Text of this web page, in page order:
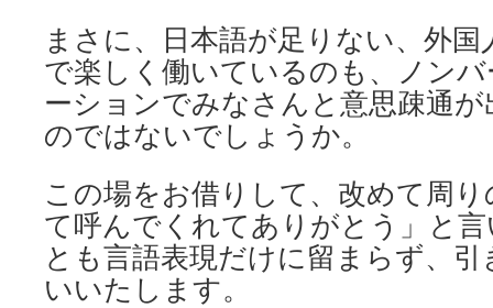
まさに、日本語が足りない、外
で楽しく働いているのも、ノン
ーションでみなさんと意思疎通
のではないでしょうか。
この場をお借りして、改めて周
て呼んでくれてありがとう」と
とも言語表現だけに留まらず、
いいたします。